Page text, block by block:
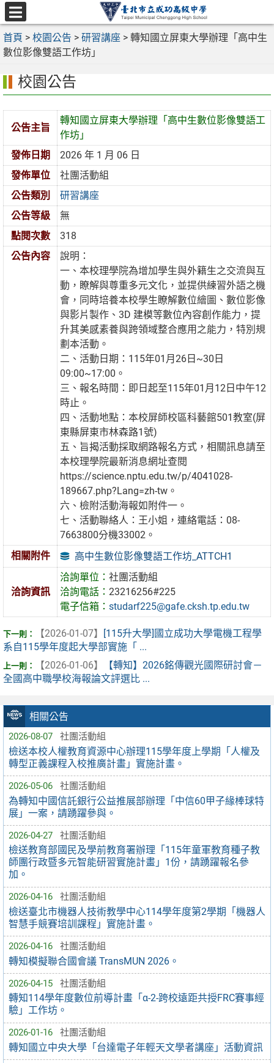
跳
至
主
要
區
選
單
首頁 > 校園公告 > 研習講座 > 轉知國立屏東大學辦理「高中生
數位影像雙語工作坊」
相關公告
2026-08-07 社團活動組
檢送本校人權教育資源中心辦理115學年度上學期「人權及
轉型正義課程入校推廣計畫」實施計畫。
2026-05-06 社團活動組
為轉知中國信託銀行公益推展部辦理「中信60甲子緣棒球特
展」一案，請踴躍參與。
2026-04-27 社團活動組
檢送教育部國民及學前教育署辦理「115年童軍教育種子教
師團行政暨多元智能研習實施計畫」1份，請踴躍報名參
加。
2026-04-16 社團活動組
檢送臺北市機器人技術教學中心114學年度第2學期「機器人
智慧手競賽培訓課程」實施計畫。
2026-04-16 社團活動組
轉知模擬聯合國會議 TransMUN 2026。
2026-04-15 社團活動組
轉知114學年度數位前導計畫「α-2-跨校遠距共授FRC賽事經
驗」工作坊。
2026-01-16 社團活動組
轉知國立中央大學「台達電子年輕天文學者講座」活動資訊
校園公告
公告主旨
轉知國立屏東大學辦理「高中生數位影像雙語工
作坊」
發佈日期
2026 年 1 月 06 日
發佈單位
社團活動組
公告類別
研習講座
公告等級
無
點閱次數
318
公告內容
說明：
一、本校理學院為增加學生與外籍生之交流與互
動，瞭解與尊重多元文化，並提供練習外語之機
會，同時培養本校學生瞭解數位繪圖、數位影像
與影片製作、3D 建模等數位內容創作能力，提
升其美感素養與跨領域整合應用之能力，特別規
劃本活動。
二、活動日期：115年01月26日~30日
09:00~17:00。
三、報名時間：即日起至115年01月12日中午12
時止。
四、活動地點：本校屏師校區科藝館501教室(屏
東縣屏東市林森路1號)
五、旨揭活動採取網路報名方式，相關訊息請至
本校理學院最新消息網址查閱
https://science.nptu.edu.tw/p/4041028-
189667.php?Lang=zh-tw。
六、檢附活動海報如附件一。
七、活動聯絡人：王小姐，連絡電話：08-
7663800分機33002。
相關附件
高中生數位影像雙語工作坊_ATTCH1
洽詢資訊
洽詢單位：社團活動組
洽詢電話：23216256#225
電子信箱：studarf225@gafe.cksh.tp.edu.tw
【2026-01-07】
[115升大學]國立成功大學電機工程學
系自115學年度起大學部實施「 ...
【2026-01-06】
【轉知】2026銘傳觀光國際研討會－
全國高中職學校海報論文評選比 ...